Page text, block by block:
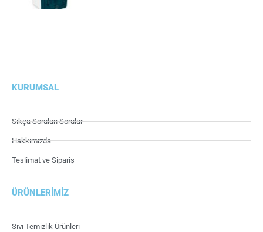
KURUMSAL
Sıkça Sorulan Sorular
Hakkımızda
Teslimat ve Sipariş
ÜRÜNLERIMIZ
Sıvı Temizlik Ürünleri